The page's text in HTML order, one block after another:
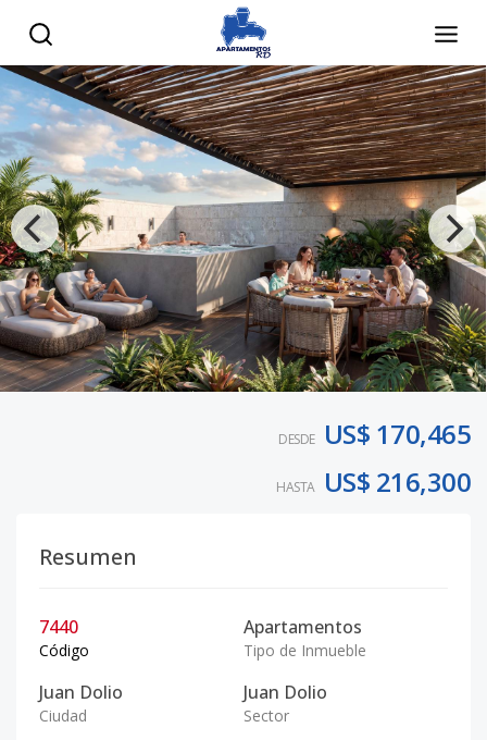
DESDE US$ 170,465
HASTA US$ 216,300
Resumen
7440
Código
Apartamentos
Tipo de Inmueble
Juan Dolio
Ciudad
Juan Dolio
Sector